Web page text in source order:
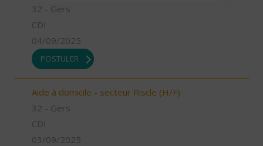
32 - Gers
CDI
04/09/2025
POSTULER
Aide à domicile - secteur Riscle (H/F)
32 - Gers
CDI
03/09/2025